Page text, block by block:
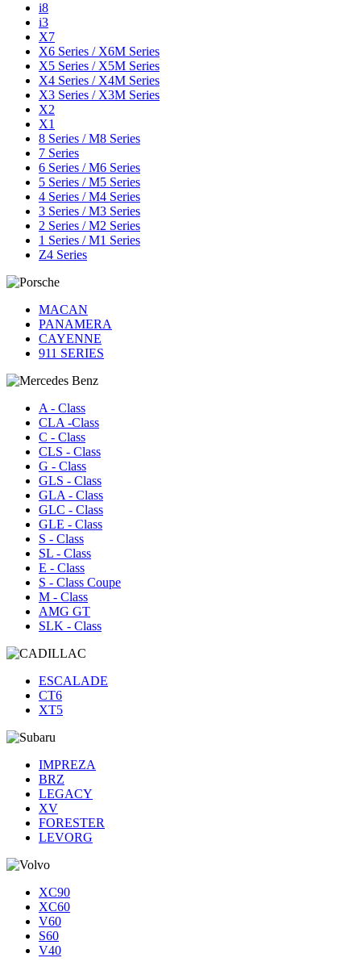
i8
i3
X7
X6 Series / X6M Series
X5 Series / X5M Series
X4 Series / X4M Series
X3 Series / X3M Series
X2
X1
8 Series / M8 Series
7 Series
6 Series / M6 Series
5 Series / M5 Series
4 Series / M4 Series
3 Series / M3 Series
2 Series / M2 Series
1 Series / M1 Series
Z4 Series
MACAN
PANAMERA
CAYENNE
911 SERIES
A - Class
CLA -Class
C - Class
CLS - Class
G - Class
GLS - Class
GLA - Class
GLC - Class
GLE - Class
S - Class
SL - Class
E - Class
S - Class Coupe
M - Class
AMG GT
SLK - Class
ESCALADE
CT6
XT5
IMPREZA
BRZ
LEGACY
XV
FORESTER
LEVORG
XC90
XC60
V60
S60
V40